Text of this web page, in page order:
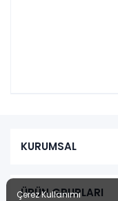
KURUMSAL
ÜRÜN GRUPLARI
Çerez Kullanımı